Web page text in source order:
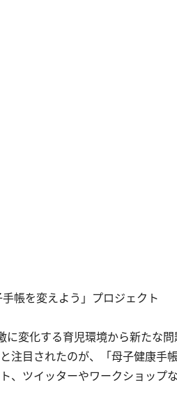
帳を変えよう」プロジェクト
変化する育児環境から新たな
目されたのが、「母子健康手
、ツイッターやワークショップ